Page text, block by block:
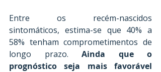
Entre os recém-nascidos
sintomáticos, estima-se que 40% a
58% tenham comprometimentos de
longo prazo. Ainda que o
prognóstico seja mais favorável